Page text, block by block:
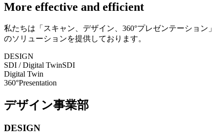
More effective and efficient
私たちは「スキャン、デザイン、360°プレゼンテーション」
のソリューションを提供しております。
DESIGN
SDI / Digital TwinSDI
Digital Twin
360°Presentation
デザイン事業部
DESIGN